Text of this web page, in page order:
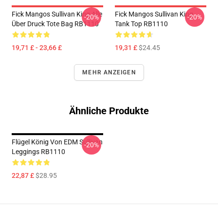
Fick Mangos Sullivan King Alle
Über Druck Tote Bag RB1110
19,71 £ - 23,66 £
-20%
Fick Mangos Sullivan King
Tank Top RB1110
19,31 £$24.45
-20%
MEHR ANZEIGEN
Ähnliche Produkte
Flügel König Von EDM Sullivan
Leggings RB1110
22,87 £$28.95
-20%